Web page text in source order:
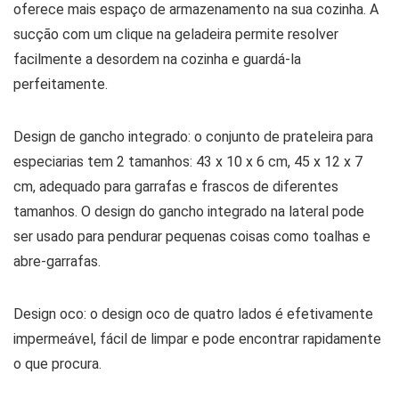
oferece mais espaço de armazenamento na sua cozinha. A
sucção com um clique na geladeira permite resolver
facilmente a desordem na cozinha e guardá-la
perfeitamente.
Design de gancho integrado: o conjunto de prateleira para
especiarias tem 2 tamanhos: 43 x 10 x 6 cm, 45 x 12 x 7
cm, adequado para garrafas e frascos de diferentes
tamanhos. O design do gancho integrado na lateral pode
ser usado para pendurar pequenas coisas como toalhas e
abre-garrafas.
Design oco: o design oco de quatro lados é efetivamente
impermeável, fácil de limpar e pode encontrar rapidamente
o que procura.